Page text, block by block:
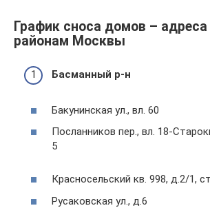
График сноса домов –
районам Москвы
Басманный р-н
Бакунинская ул., вл. 60
Посланников пер., вл. 18-
5
Красносельский кв. 998, д.2/1,
Русаковская ул., д.6